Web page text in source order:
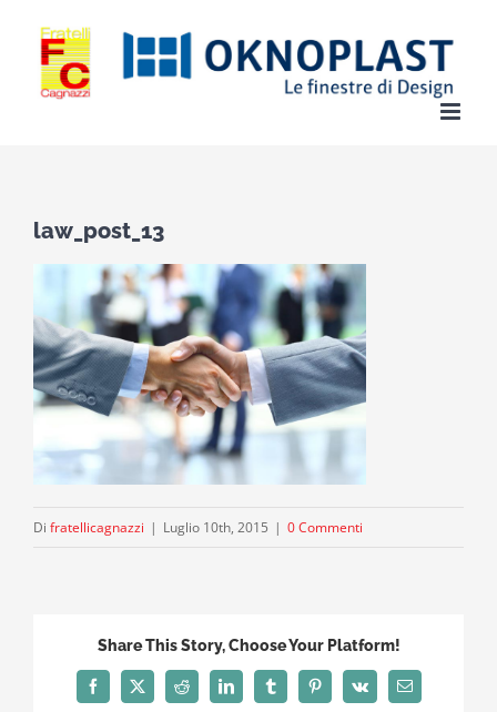
contenuto
law_post_13
Di fratellicagnazzi | Luglio 10th, 2015 | 0 Commenti
Share This Story, Choose Your Platform!
Facebook
X Reddit LinkedInTumblrPinterest
Vk Email